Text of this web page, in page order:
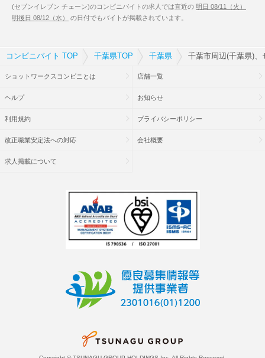
(セブンイレブン チェーン)のコンビニバイトの求人では直近の 明日 08/11（火）
明後日 08/12（水）
の日付でもバイトが掲載されています。
コンビニバイト TOP 千葉県TOP 千葉県 千葉市周辺(千葉県)
ショットワークスコンビニとは 店舗一覧
ヘルプ お知らせ
利用規約 プライバシーポリシー
改正職業安定法への対応 会社概要
求人掲載について